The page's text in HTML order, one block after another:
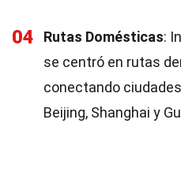
04 Rutas Domésticas:
se centró en rutas
conectando
Beijing, Shanghai y